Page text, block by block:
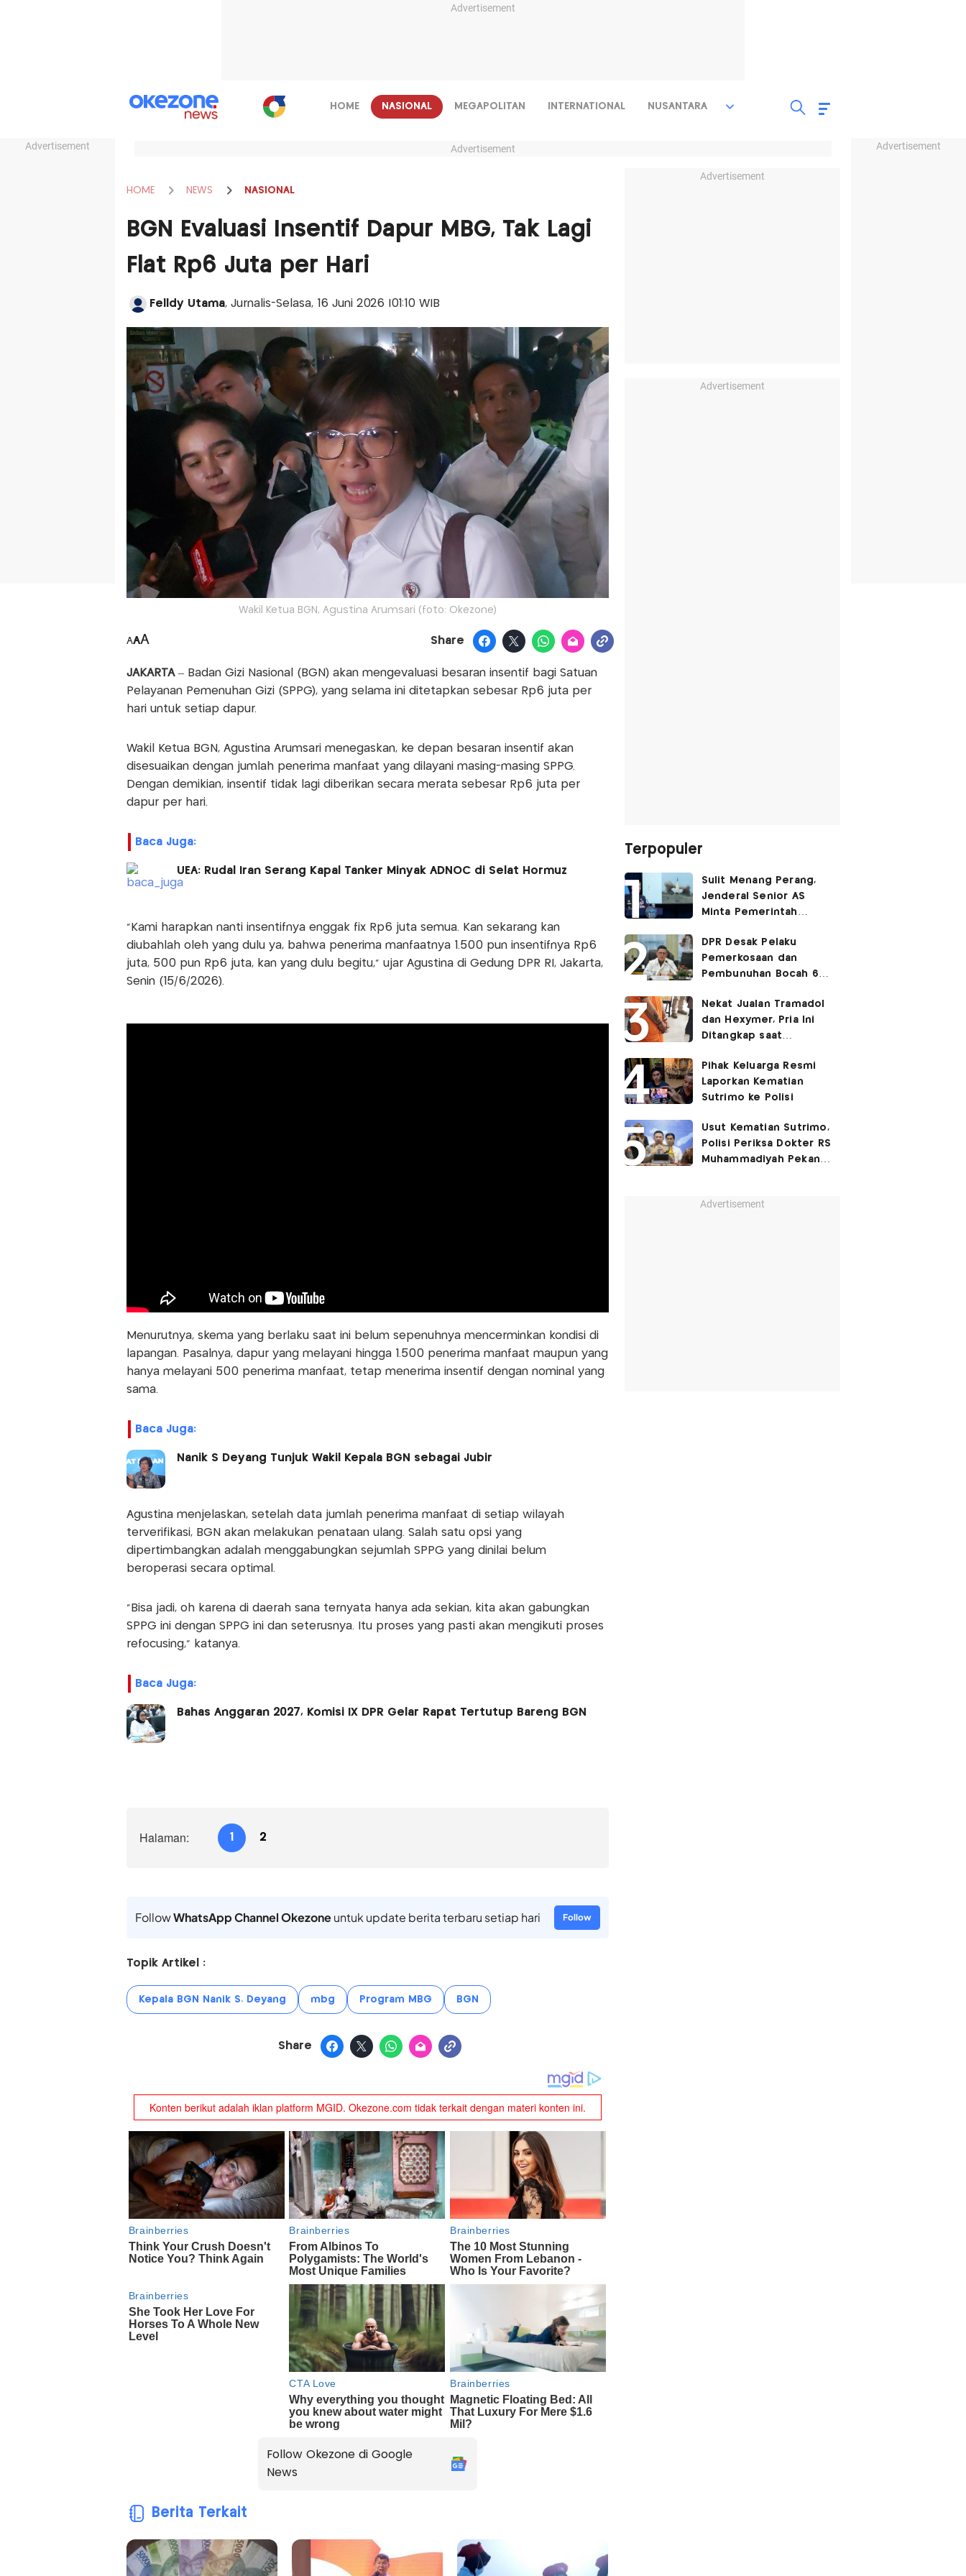
Advertisement
Advertisement Advertisement
HOME NASIONAL MEGAPOLITAN INTERNATIONAL NUSANTARA
Advertisement
HOME NEWS NASIONAL
BGN Evaluasi Insentif Dapur MBG, Tak Lagi
Flat Rp6 Juta per Hari
Felldy Utama, Jurnalis-Selasa, 16 Juni 2026 |01:10 WIB
Wakil Ketua BGN, Agustina Arumsari (foto: Okezone)
AAA Share
JAKARTA – Badan Gizi Nasional (BGN) akan mengevaluasi besaran insentif bagi Satuan
Pelayanan Pemenuhan Gizi (SPPG), yang selama ini ditetapkan sebesar Rp6 juta per
hari untuk setiap dapur.
Wakil Ketua BGN, Agustina Arumsari menegaskan, ke depan besaran insentif akan
disesuaikan dengan jumlah penerima manfaat yang dilayani masing-masing SPPG.
Dengan demikian, insentif tidak lagi diberikan secara merata sebesar Rp6 juta per
dapur per hari.
Baca Juga:
UEA: Rudal Iran Serang Kapal Tanker Minyak ADNOC di Selat Hormuz
"Kami harapkan nanti insentifnya enggak fix Rp6 juta semua. Kan sekarang kan
diubahlah oleh yang dulu ya, bahwa penerima manfaatnya 1.500 pun insentifnya Rp6
juta, 500 pun Rp6 juta, kan yang dulu begitu," ujar Agustina di Gedung DPR RI, Jakarta,
Senin (15/6/2026).
Menurutnya, skema yang berlaku saat ini belum sepenuhnya mencerminkan kondisi di
lapangan. Pasalnya, dapur yang melayani hingga 1.500 penerima manfaat maupun yang
hanya melayani 500 penerima manfaat, tetap menerima insentif dengan nominal yang
sama.
Baca Juga:
Nanik S Deyang Tunjuk Wakil Kepala BGN sebagai Jubir
Agustina menjelaskan, setelah data jumlah penerima manfaat di setiap wilayah
terverifikasi, BGN akan melakukan penataan ulang. Salah satu opsi yang
dipertimbangkan adalah menggabungkan sejumlah SPPG yang dinilai belum
beroperasi secara optimal.
"Bisa jadi, oh karena di daerah sana ternyata hanya ada sekian, kita akan gabungkan
SPPG ini dengan SPPG ini dan seterusnya. Itu proses yang pasti akan mengikuti proses
refocusing," katanya.
Baca Juga:
Bahas Anggaran 2027, Komisi IX DPR Gelar Rapat Tertutup Bareng BGN
Halaman: 1 2
FollowWhatsApp Channel Okezoneuntuk update berita terbaru setiap hari Follow
Topik Artikel :
Kepala BGN Nanik S. Deyang mbg Program MBG BGN
Share
Follow Okezone di Google
News
Berita Terkait
Advertisement
Advertisement
Terpopuler
Sulit Menang Perang,
Jenderal Senior AS
Minta Pemerintah
Lawan Iran
DPR Desak Pelaku
Pemerkosaan dan
Pembunuhan Bocah 6
Dihukum Seumur Hidup
Nekat Jualan Tramadol
dan Hexymer, Pria Ini
Ditangkap saat
Pihak Keluarga Resmi
Laporkan Kematian
Sutrimo ke Polisi
Usut Kematian Sutrimo,
Polisi Periksa Dokter RS
Muhammadiyah Pekan
Advertisement